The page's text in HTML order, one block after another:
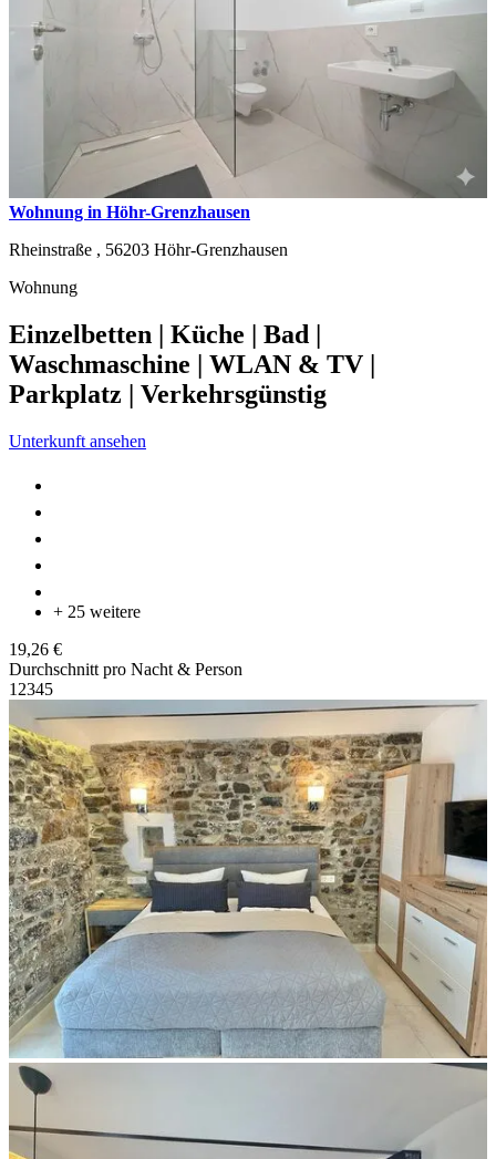
Wohnung in Höhr-Grenzhausen
Rheinstraße , 56203 Höhr-Grenzhausen
Wohnung
Einzelbetten | Küche | Bad |
Waschmaschine | WLAN & TV |
Parkplatz | Verkehrsgünstig
Unterkunft ansehen
+ 25 weitere
19,26 €
Durchschnitt pro Nacht & Person
1 2345